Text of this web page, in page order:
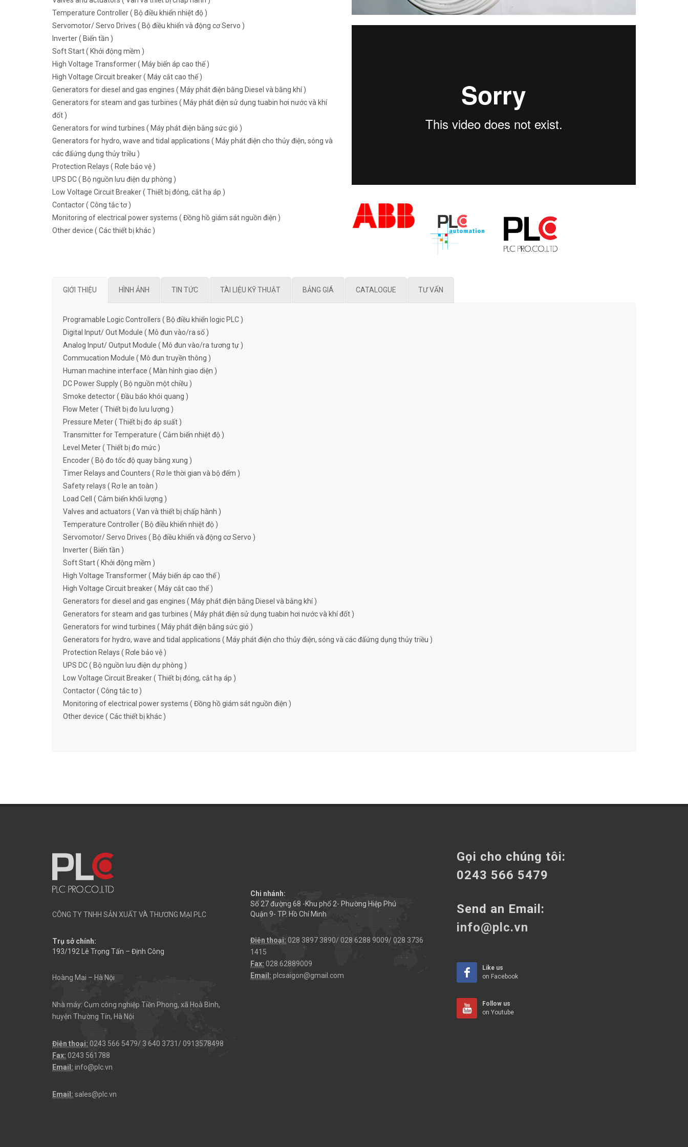
Temperature Controller ( Bộ điều khiển nhiệt độ )
Servomotor/ Servo Drives ( Bộ điều khiển và động cơ Servo )
Inverter ( Biến tần )
Soft Start ( Khởi động mềm )
High Voltage Transformer ( Máy biến áp cao thế )
High Voltage Circuit breaker ( Máy cắt cao thế )
Generators for diesel and gas engines ( Máy phát điện bằng Diesel và bằng khí )
Generators for steam and gas turbines ( Máy phát điện sử dụng tuabin hơi nước và khí
đốt )
Generators for wind turbines ( Máy phát điện bằng sức gió )
Generators for hydro, wave and tidal applications ( Máy phát điện cho thủy điện, sóng và
các đấứng dụng thủy triều )
Protection Relays ( Rơle bảo vệ )
UPS DC ( Bộ nguồn lưu điện dự phòng )
Low Voltage Circuit Breaker ( Thiết bị đóng, cắt hạ áp )
Contactor ( Công tắc tơ )
Monitoring of electrical power systems ( Đồng hồ giám sát nguồn điện )
Other device ( Các thiết bị khác )
GIỚI THIỆU HÌNH ẢNH TIN TỨC TÀI LIỆU KỸ THUẬT BẢNG GIÁ CATALOGUE TƯ VẤN
Programable Logic Controllers ( Bộ điều khiển logic PLC )
Digital Input/ Out Module ( Mô đun vào/ra số )
Analog Input/ Output Module ( Mô đun vào/ra tương tự )
Commucation Module ( Mô đun truyền thông )
Human machine interface ( Màn hình giao diện )
DC Power Supply ( Bộ nguồn một chiều )
Smoke detector ( Đầu báo khói quang )
Flow Meter ( Thiết bị đo lưu lượng )
Pressure Meter ( Thiết bị đo áp suất )
Transmitter for Temperature ( Cảm biến nhiệt độ )
Level Meter ( Thiết bị đo mức )
Encoder ( Bộ đo tốc độ quay bằng xung )
Timer Relays and Counters ( Rơ le thời gian và bộ đếm )
Safety relays ( Rơ le an toàn )
Load Cell ( Cảm biến khối lượng )
Valves and actuators ( Van và thiết bị chấp hành )
Temperature Controller ( Bộ điều khiển nhiệt độ )
Servomotor/ Servo Drives ( Bộ điều khiển và động cơ Servo )
Inverter ( Biến tần )
Soft Start ( Khởi động mềm )
High Voltage Transformer ( Máy biến áp cao thế )
High Voltage Circuit breaker ( Máy cắt cao thế )
Generators for diesel and gas engines ( Máy phát điện bằng Diesel và bằng khí )
Generators for steam and gas turbines ( Máy phát điện sử dụng tuabin hơi nước và khí đốt )
Generators for wind turbines ( Máy phát điện bằng sức gió )
Generators for hydro, wave and tidal applications ( Máy phát điện cho thủy điện, sóng và các đấứng dụng thủy triều )
Protection Relays ( Rơle bảo vệ )
UPS DC ( Bộ nguồn lưu điện dự phòng )
Low Voltage Circuit Breaker ( Thiết bị đóng, cắt hạ áp )
Contactor ( Công tắc tơ )
Monitoring of electrical power systems ( Đồng hồ giám sát nguồn điện )
Other device ( Các thiết bị khác )
CÔNG TY TNHH SẢN XUẤT VÀ THƯƠNG MẠI PLC
Trụ sở chính:
193/192 Lê Trọng Tấn – Định Công
Hoàng Mai – Hà Nội
Nhà máy: Cụm công nghiệp Tiền Phong, xã Hoà Bình,
huyện Thường Tín, Hà Nội
Điện thoại: 0243 566 5479/ 3 640 3731/ 0913578498
Fax: 0243 561788
Email: info@plc.vn
Email: sales@plc.vn
Chi nhánh:
Số 27 đường 68 -Khu phố 2- Phường Hiệp Phú
Quận 9- TP. Hồ Chí Minh
Điện thoại: 028 3897 3890/ 028 6288 9009/ 028 3736
1415
Fax: 028.62889009
Email: plcsaigon@gmail.com
Gọi cho chúng tôi:
0243 566 5479
Send an Email:
info@plc.vn
Like us
on Facebook
Follow us
on Youtube